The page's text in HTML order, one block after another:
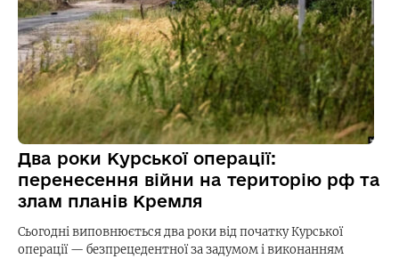
Два роки Курської операції:
перенесення війни на територію рф та
злам планів Кремля
Сьогодні виповнюється два роки від початку Курської
операції — безпрецедентної за задумом і виконанням